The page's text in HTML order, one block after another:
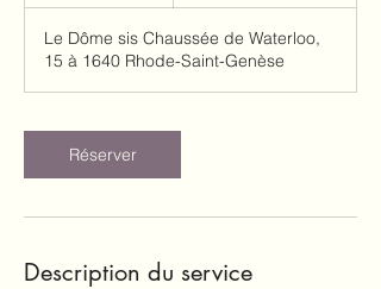
Le Dôme sis Chaussée de Waterloo,
15 à 1640 Rhode-Saint-Genèse
Réserver
Description du service